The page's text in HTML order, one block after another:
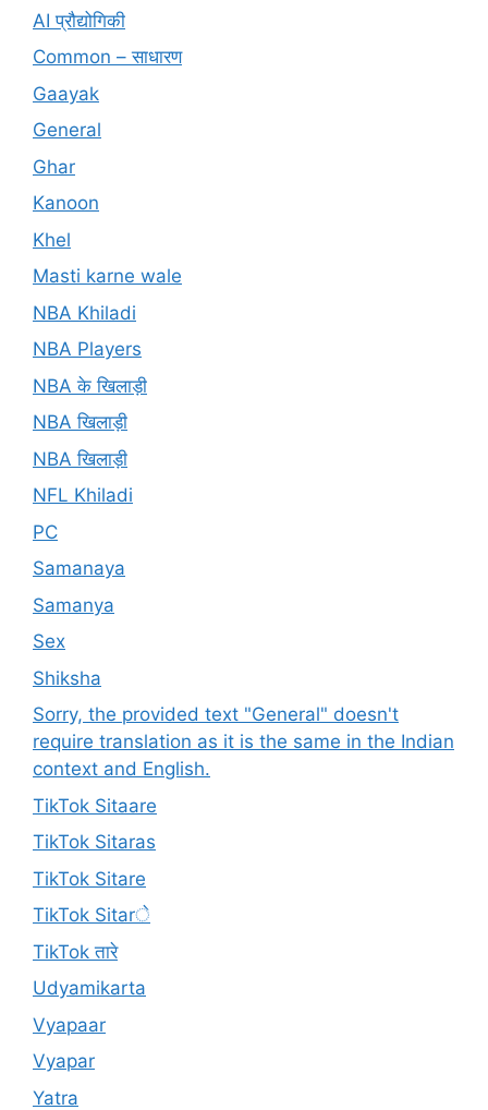
AI प्रौद्योगिकी
Common – साधारण
Gaayak
General
Ghar
Kanoon
Khel
Masti karne wale
NBA Khiladi
NBA Players
NBA के खिलाड़ी
NBA खिलाड़ी
NBA खिलाड़ी
NFL Khiladi
PC
Samanaya
Samanya
Sex
Shiksha
Sorry, the provided text "General" doesn't
require translation as it is the same in the Indian
context and English.
TikTok Sitaare
TikTok Sitaras
TikTok Sitare
TikTok Sitarे
TikTok तारे
Udyamikarta
Vyapaar
Vyapar
Yatra